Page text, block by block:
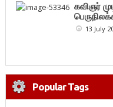
கவிஞர்
13 July
Popular Tags